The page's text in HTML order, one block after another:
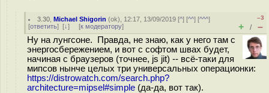
3.30 ,Michael Shigorin (ok), 12:17, 13/09/2019 [^] [^^] [^^^]
[ответить] [↓] [к модератору]
–3
+ / –
Ну на лунгсоне. Правда, не знаю, как у него там с
энергосбережением, и вот с софтом швах будет,
начиная с браузеров (точнее, js jit) -- всё-таки для
мипсов нынче целых три универсальных операционки:
https://distrowatch.com/search.php?
architecture=mipsel#simple (да-да, вот так).